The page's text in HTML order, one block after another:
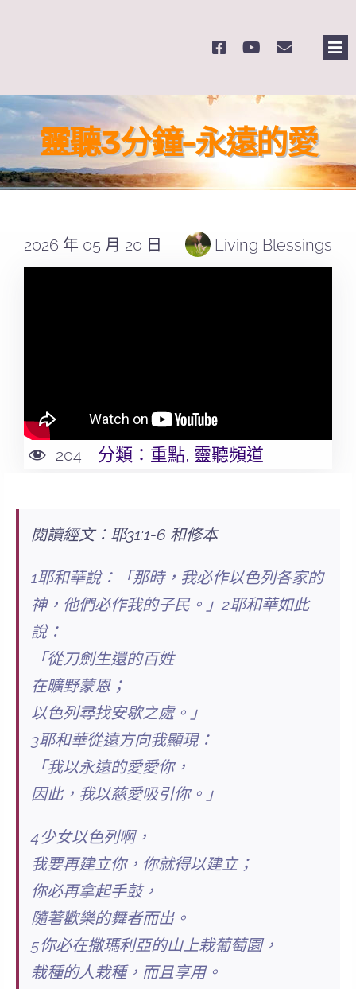
關於我們
奉獻支持
課程報名
靈聽3分鐘-永遠的愛
2026 年 05 月 20 日 Living Blessings
204 分類： 重點, 靈聽頻道
閱讀經文：耶31:1-6 和修本
1耶和華說：「那時，我必作以色列各家的
神，他們必作我的子民。」2耶和華如此
說：
「從刀劍生還的百姓
在曠野蒙恩；
以色列尋找安歇之處。」
3耶和華從遠方向我顯現：
「我以永遠的愛愛你，
因此，我以慈愛吸引你。」
4少女以色列啊，
我要再建立你，你就得以建立；
你必再拿起手鼓，
隨著歡樂的舞者而出。
5你必在撒瑪利亞的山上栽葡萄園，
栽種的人栽種，而且享用。